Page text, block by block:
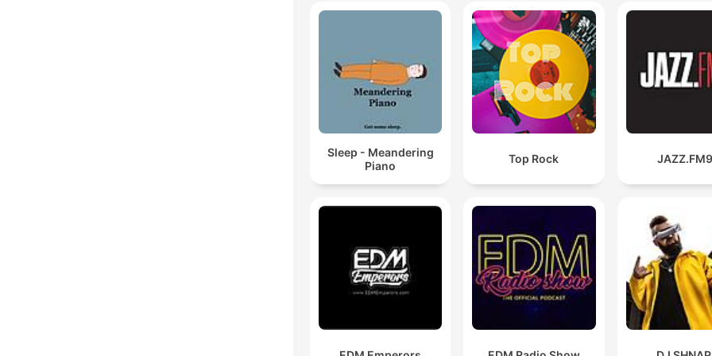
Sleep - Meandering
Piano
Top Rock